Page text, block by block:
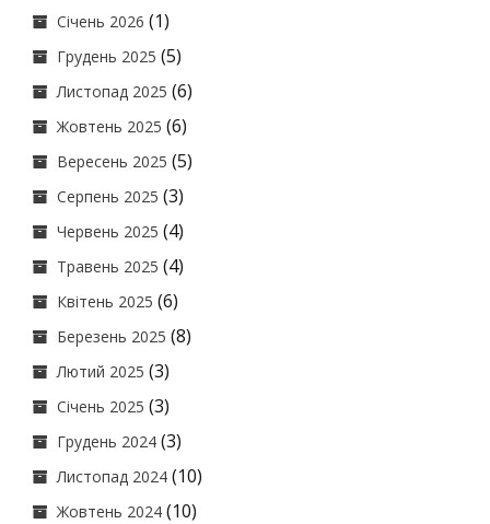
Січень 2026 (1)
Грудень 2025 (5)
Листопад 2025 (6)
Жовтень 2025 (6)
Вересень 2025 (5)
Серпень 2025 (3)
Червень 2025 (4)
Травень 2025 (4)
Квітень 2025 (6)
Березень 2025 (8)
Лютий 2025 (3)
Січень 2025 (3)
Грудень 2024 (3)
Листопад 2024 (10)
Жовтень 2024 (10)